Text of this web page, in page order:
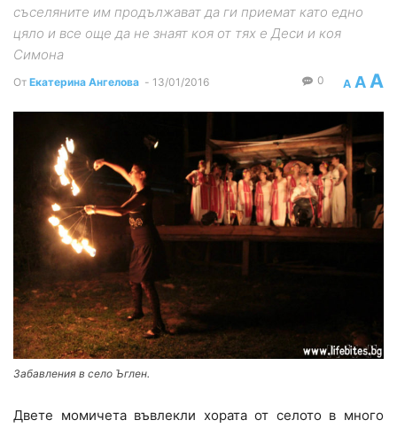
съселяните им продължават да ги приемат като едно
цяло и все още да не знаят коя от тях е Деси и коя
Симона
От Екатерина Ангелова - 13/01/2016 A A A
0
Забавления в село Ъглен.
Двете момичета въвлекли хората от селото в много